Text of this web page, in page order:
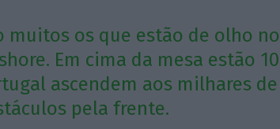
muitos os que estão de olho
Em cima da mesa estão
ascendem aos milhares
pela frente.